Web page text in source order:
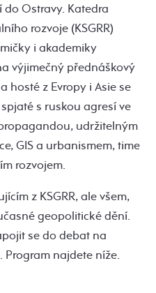
Ostravy. Katedra
rozvoje (KSGRR)
i akademiky
výjimečný přednáškový
hosté z Evropy i Asie se
s ruskou agresí ve
udržitelným
GIS a urbanismem, time
rozvojem.
z KSGRR, ale všem,
geopolitické dění.
se do debat na
najdete níže.